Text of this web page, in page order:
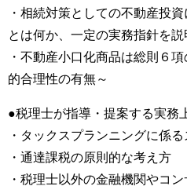
・相続対策としての不動産投
とは何か、一定の実務指針を説
・不動産小口化商品は総則６
的合理性の有無～
●税理士が指導・提案する実務
・タックスプランニングに係
・通達課税の原則的な考え方
・税理士以外の金融機関やコ